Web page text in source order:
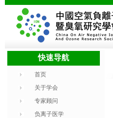
快速导航
首页
关于学会
专家顾问
负离子医学